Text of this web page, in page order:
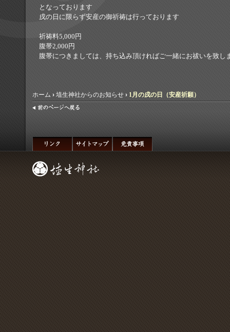
となっております
戌の日に限らず安産の御祈祷は行っております
祈祷料5,000円
腹帯2,000円
腹帯につきましては、持ち込み頂ければご一緒にお祓いを致し
ホーム › 埴生神社からのお知らせ › 1月の戌の日（安産祈願）